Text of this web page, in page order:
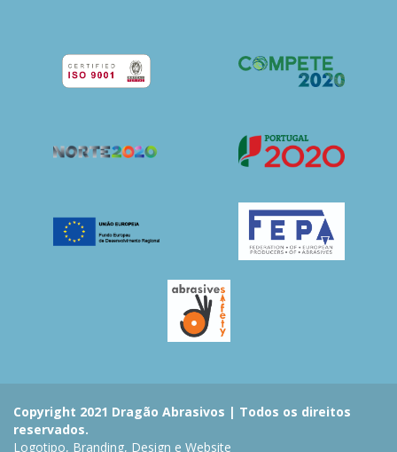
Copyright 2021 Dragão Abrasivos | Todos os direitos
reservados.
Logotipo, Branding, Design e Website